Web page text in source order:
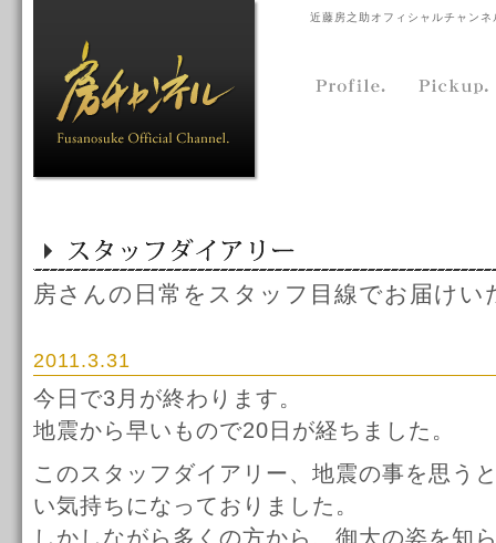
近藤房之助オフィシャルチャン
房さんの日常をスタッフ目線でお届けい
2011.3.31
今日で3月が終わります。
地震から早いもので20日が経ちました。
このスタッフダイアリー、地震の事を思う
い気持ちになっておりました。
しかしながら多くの方から、御大の姿を知